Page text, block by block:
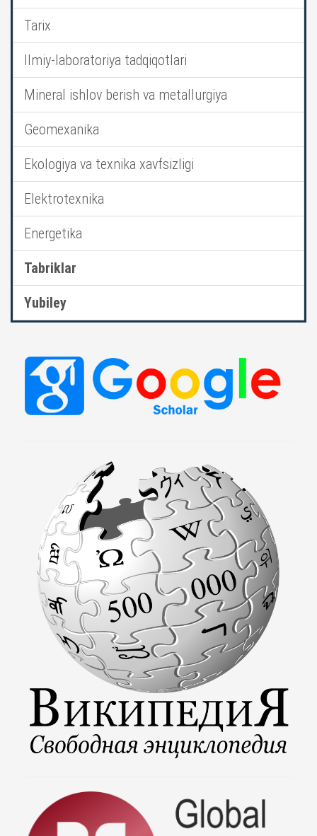
Tarix
Ilmiy-laboratoriya tadqiqotlari
Mineral ishlov berish va metallurgiya
Geomexanika
Ekologiya va texnika xavfsizligi
Elektrotexnika
Energetika
Tabriklar
Yubiley